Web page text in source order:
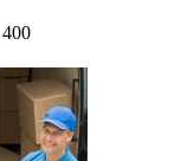
400